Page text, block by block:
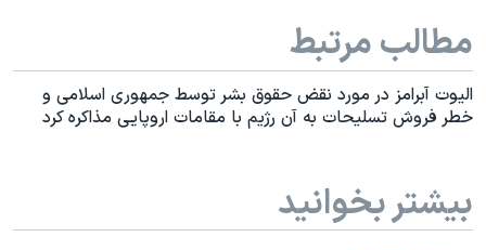
مطالب مرتبط
الیوت آبرامز در مورد نقض حقوق بشر توسط جمهوری اسلامی و
خطر فروش تسلیحات به آن رژیم با مقامات اروپایی مذاکره کرد
بیشتر بخوانید